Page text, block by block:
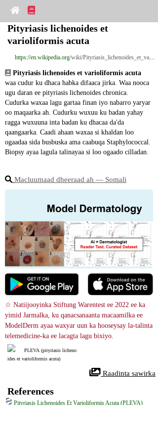
Pityriasis lichenoides et
varioliformis acuta
https://en.wikipedia.org/wiki/Pityriasis_lichenoides_et_varioliformis_acuta
Pityriasis lichenoides et varioliformis acuta
waa cudur ku dhaca habka difaaca jirka. Waa nooca
ugu daran ee pityriasis lichenoides chronica.
Cudurka waxaa lagu gartaa finan iyo nabarro yaryar
oo maqaarka ah. Cudurku wuxuu ku badan yahay
ragga wuxuuna inta badan ku dhacaa da'da
qaangaarka. Caadi ahaan waxaa si khaldan loo
ogaadaa sida busbuska ama caabuqa Staphylococcal.
Biopsy ayaa lagula talinayaa si loo ogaado cilladan.
Macluumaad dheeraad ah ― Somali
☆ Natiijooyinka Stiftung Warentest ee 2022 ee ka
yimid Jarmalka, ku qanacsanaanta macaamilka ee
ModelDerm ayaa waxyar uun ka hooseysay la-talinta
telemedicine-ka ee lacagta lagu bixiyo.
PLEVA (pityriasis licheno
ides et varioliformis acuta)
Raadinta sawirka
References
Pityriasis Lichenoides Et Varioliformis Acuta (PLEVA)